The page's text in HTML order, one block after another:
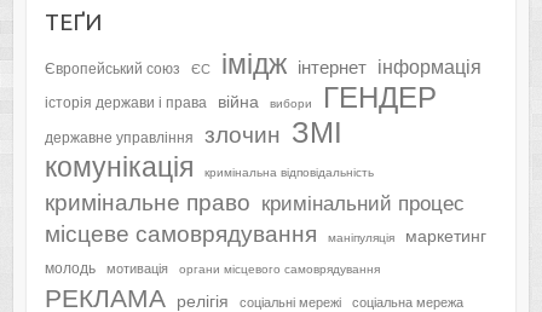
ТЕҐИ
Європейський союз ЄС імідж інтернет інформація
історія держави і права війна вибори ГЕНДЕР
державне управління злочин ЗМІ
комунікація кримінальна відповідальність
кримінальне право кримінальний процес
місцеве самоврядування маніпуляція маркетинг
молодь мотивація органи місцевого самоврядування
РЕКЛАМА релігія соціальні мережі соціальна мережа